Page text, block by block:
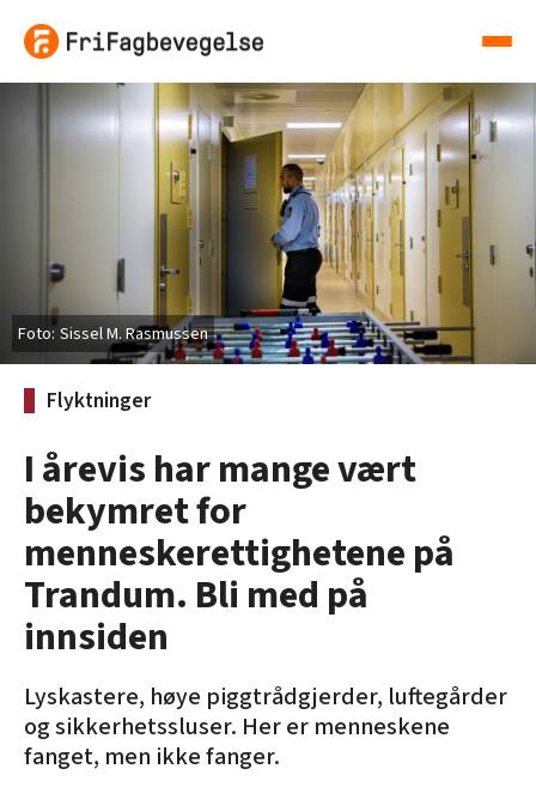
Sissel M. Rasmussen
Flyktninger
I årevis har mange vært
bekymret for
menneskerettighetene på
Trandum. Bli med på
innsiden
Lyskastere, høye piggtrådgjerder, luftegårder
og sikkerhetssluser. Her er menneskene
fanget, men ikke fanger.